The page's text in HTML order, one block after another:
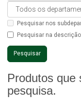
Pesquisar nos
Pesquisar na
Produtos que
pesquisa.